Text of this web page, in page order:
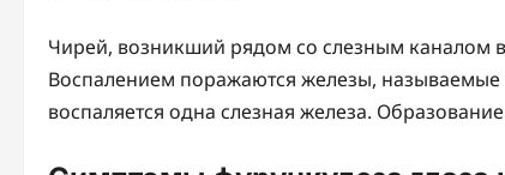
Чирей, возникший рядом со слезным каналом
Воспалением поражаются железы,
воспаляется одна слезная железа.